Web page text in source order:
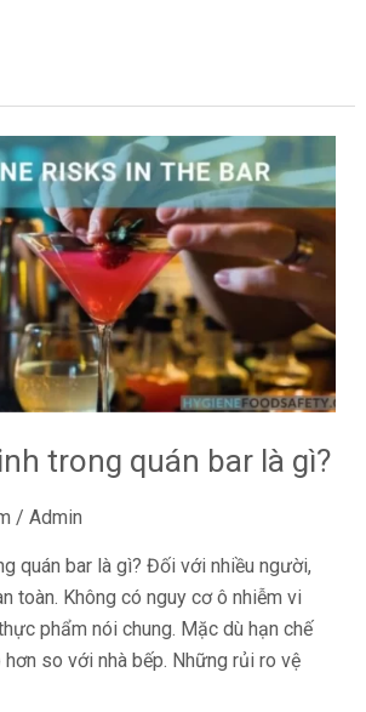
trong quán bar là gì?
/ Admin
quán bar là gì? Đối với nhiều người,
toàn. Không có nguy cơ ô nhiễm vi
phẩm nói chung. Mặc dù hạn chế
so với nhà bếp. Những rủi ro vệ